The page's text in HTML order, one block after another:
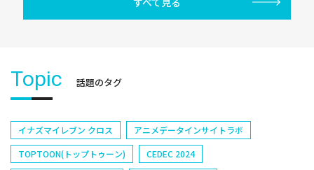
Topic 話題のタグ
イナズマイレブン クロス
アニメデータインサイトラボ
TOPTOON(トップトゥーン)
CEDEC 2024